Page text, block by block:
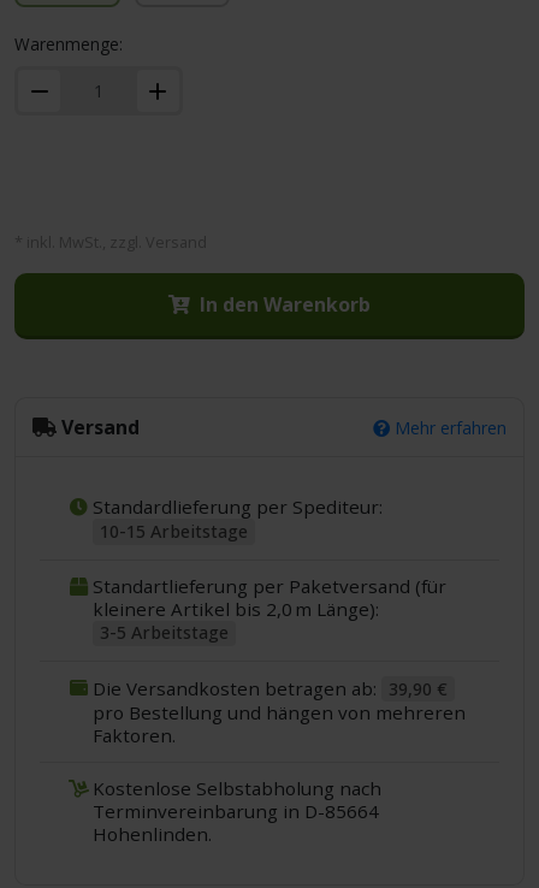
Warenmenge:
* inkl. MwSt., zzgl. Versand
In den Warenkorb
Versand Mehr erfahren
Standardlieferung per Spediteur:
10-15 Arbeitstage
Standartlieferung per Paketversand (für
kleinere Artikel bis 2,0 m Länge):
3-5 Arbeitstage
Die Versandkosten betragen ab: 39,90 €
pro Bestellung und hängen von mehreren
Faktoren.
Kostenlose Selbstabholung nach
Terminvereinbarung in D-85664
Hohenlinden.